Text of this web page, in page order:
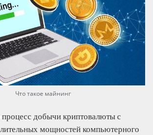
Что такое майнинг
добычи криптовалюты с
мощностей компьютерного